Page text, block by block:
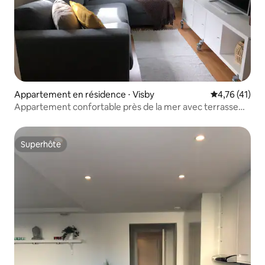
Appartement en résidence ⋅ Visby Évaluation
4,76 (41)
Appartement confortable près de la mer avec terrasse
Superhôte
Superhôte